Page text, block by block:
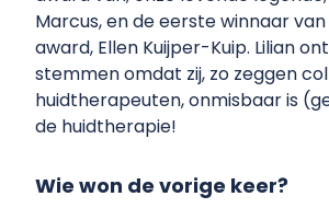
Marcus, en de eerste winnaar
award, Ellen Kuijper-Kuip. Lilian
stemmen omdat zij, zo zeggen
huidtherapeuten, onmisbaar is
de huidtherapie!
Wie won de vorige keer?